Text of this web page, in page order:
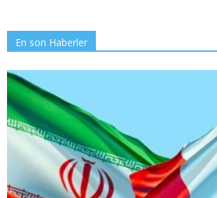
En son Haberler